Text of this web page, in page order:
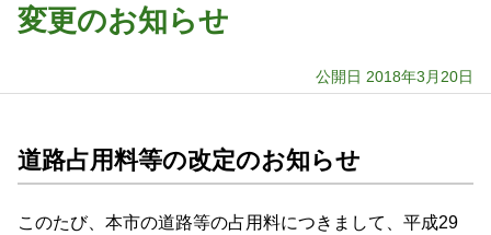
変更のお知らせ
公開日 2018年3月20日
道路占用料等の改定のお知らせ
このたび、本市の道路等の占用料につきまして、平成29